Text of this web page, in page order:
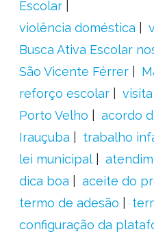
Escolar
violência doméstica
Busca Ativa Escolar
São Vicente Férrer
reforço escolar
Porto Velho
acordo
Irauçuba
trabalho
lei municipal
dica boa
aceite do
termo de adesão
configuração da